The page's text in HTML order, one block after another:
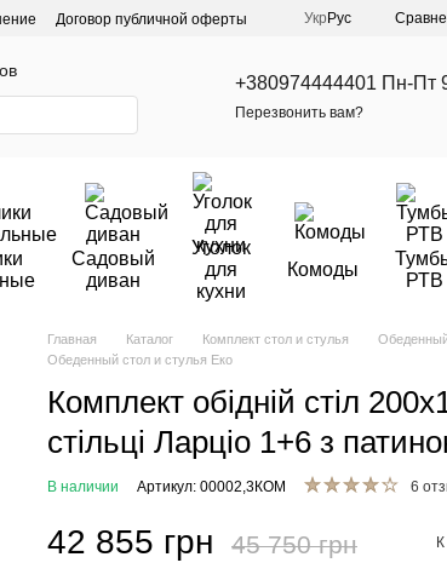
Договор публичной оферты Укр Рус
+380974444401 Пн-Пт
Перезвонить вам?
Садовый
диван
Уголок
для
кухни
Комоды
РТВ
Главная Каталог Комплект стол и стулья
Обеденный стол и стулья Еко
Комплект обідній стіл
стільці Ларціо 1+6 з
В наличии Артикул: 00002,3КОМ 6
42 855 грн 45 750 грн